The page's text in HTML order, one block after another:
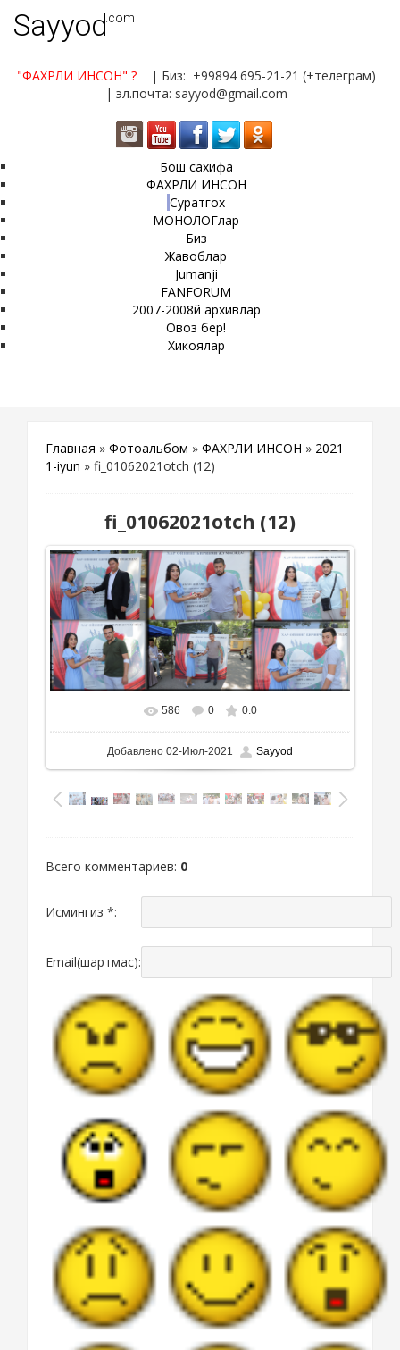
Sayyod.com
"ФАХРЛИ ИНСОН" ?
| Биз: +99894 695-21-21 (+телеграм)
| эл.почта: sayyod@gmail.com
Бош сахифа
ФАХРЛИ ИНСОН
Суратгох
МОНОЛОГлар
Биз
Жавоблар
Jumanji
FANFORUM
2007-2008й архивлар
Овоз бер!
Хикоялар
Главная » Фотоальбом » ФАХРЛИ ИНСОН » 2021
1-iyun » fi_01062021otch (12)
fi_01062021otch (12)
586 0 0.0
Добавлено 02-Июл-2021 Sayyod
Всего комментариев: 0
Исмингиз *:
Email(шартмас):